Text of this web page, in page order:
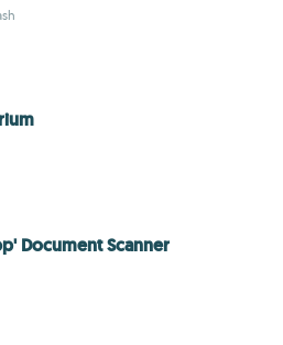
Document Scanner